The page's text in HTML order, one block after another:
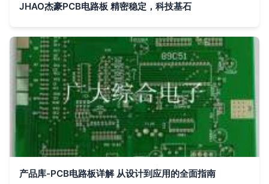
JHAO杰豪PCB电路板 精密稳定，科技基石
产品库-PCB电路板详解 从设计到应用的全面指南